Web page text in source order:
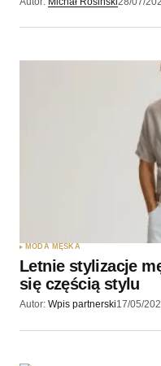
MODA MĘSKA
Letnie stylizacje
się częścią stylu
Autor: Wpis partnerski17/05/